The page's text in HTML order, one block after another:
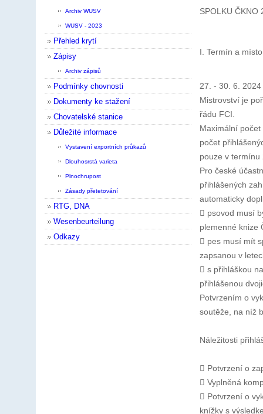
Archiv WUSV
WUSV - 2023
Přehled krytí
Zápisy
Archiv zápisů
Podmínky chovnosti
Dokumenty ke stažení
Chovatelské stanice
Důležité informace
Vystavení exportních průkazů
Dlouhosrstá varieta
Plnochrupost
Zásady přetetování
RTG, DNA
Wesenbeurteilung
Odkazy
SPOLKU ČKNO
I. Termín a
27. - 30. 6.
Mistrovství je
řádu FCI.
Maximální
počet
pouze v termínu
Pro české
přihlášených
automaticky
 psovod musí
plemenné knize
 pes musí mít
zapsanou v
 s přihláškou
přihlášenou
Potvrzením o
soutěže, na níž
Náležitosti
 Potvrzení o
 Vyplněná
 Potvrzení o
knížky s